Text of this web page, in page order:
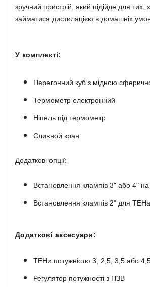
зручний пристрій, який підійде для тих,
займатися дистиляцією в домашніх
У комплекті:
Перегонний куб з мідною
Термометр електронний
Ніпель під термометр
Сливной кран
Додаткові опції:
Встановлення клампів 3" або 4"
Встановлення клампів 2" для ТЕНа
Додаткові аксесуари:
ТЕНи потужністю 3, 2,5, 3,5 або
Регулятор потужності з ПЗВ